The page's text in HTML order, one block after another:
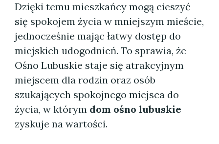
Dzięki temu mieszkańcy mogą cieszyć
się spokojem życia w mniejszym mieście,
jednocześnie mając łatwy dostęp do
miejskich udogodnień. To sprawia, że
Ośno Lubuskie staje się atrakcyjnym
miejscem dla rodzin oraz osób
szukających spokojnego miejsca do
życia, w którym dom ośno lubuskie
zyskuje na wartości.